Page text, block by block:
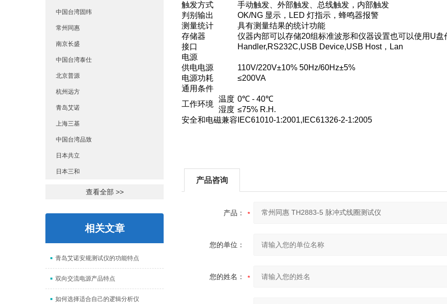
中国台湾固纬
常州同惠
南京长盛
中国台湾泰仕
北京普源
杭州远方
青岛艾诺
上海三基
中国台湾品致
日本共立
日本三和
查看全部 >>
相关文章
青岛艾诺安规测试仪的功能特点
双向交流电源产品特点
如何选择适合自己的逻辑分析仪
触发方式
手动触发、外部触发、总线触发，内部触发
判别输出
OK/NG 显示，LED 灯指示，蜂鸣器报警
测量统计
具有测量结果的统计功能
存储器
仪器内部可以存储20组标准波形和仪器设置也可以使用U盘
接口
Handler,RS232C,USB Device,USB Host，Lan
电源
供电电源
110V/220V±10% 50Hz/60Hz±5%
电源功耗
≤200VA
通用条件
工作环境
温度 0℃ - 40℃
湿度 ≤75% R.H.
安全和电磁兼容 IEC61010-1:2001,IEC61326-2-1:2005
产品咨询
产品：
您的单位：
您的姓名：